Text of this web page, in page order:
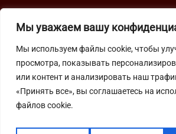
Мы уважаем вашу
Мы используем файлы cookie, чтобы
просмотра, показывать
или контент и анализировать наш
«Принять все», вы соглашаетесь на
файлов cookie.
Часы работы
будни: с 9:00 до 22:00
выходные: с 10:00 до
Подпишитесь на нашу рассылку